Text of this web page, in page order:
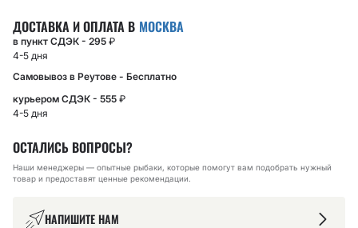
ДОСТАВКА И ОПЛАТА В МОСКВА
в пункт СДЭК - 295 ₽
4-5 дня
Самовывоз в Реутове - Бесплатно
курьером СДЭК - 555 ₽
4-5 дня
ОСТАЛИСЬ ВОПРОСЫ?
Наши менеджеры — опытные рыбаки, которые помогут вам подобрать нужный
товар и предоставят ценные рекомендации.
НАПИШИТЕ НАМ